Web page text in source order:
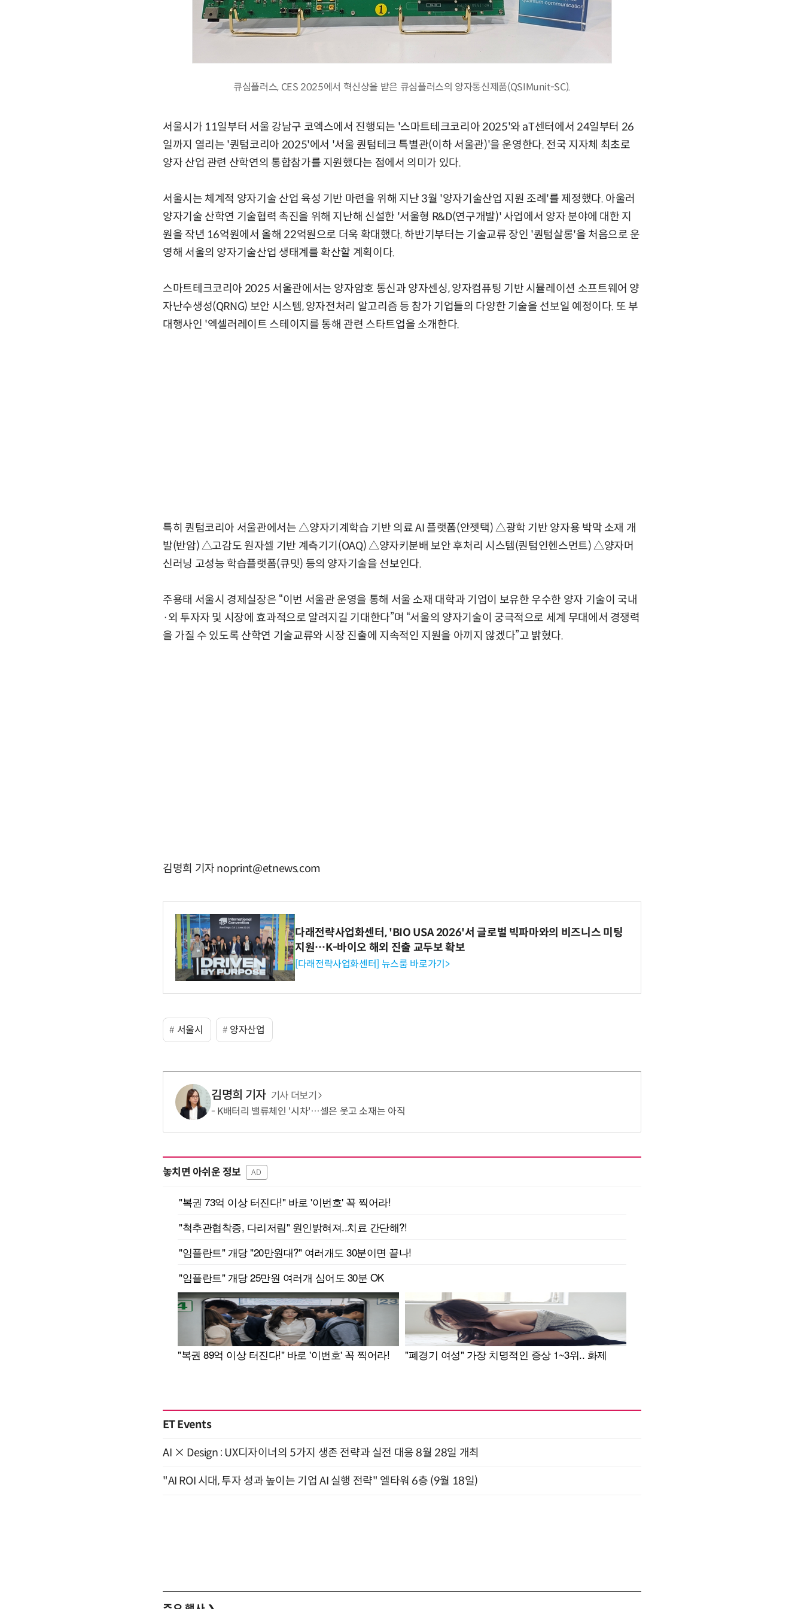
큐심플러스, CES 2025에서 혁신상을 받은 큐심플러스의 양자통신제품(QSIMunit-SC).
서울시가 11일부터 서울 강남구 코엑스에서 진행되는 '스마트테크코리아 2025'와 aT센터에서 24일부터 26
일까지 열리는 '퀀텀코리아 2025'에서 '서울 퀀텀테크 특별관(이하 서울관)'을 운영한다. 전국 지자체 최초로
양자 산업 관련 산학연의 통합참가를 지원했다는 점에서 의미가 있다.
서울시는 체계적 양자기술 산업 육성 기반 마련을 위해 지난 3월 '양자기술산업 지원 조례'를 제정했다. 아울러
양자기술 산학연 기술협력 촉진을 위해 지난해 신설한 '서울형 R&D(연구개발)' 사업에서 양자 분야에 대한 지
원을 작년 16억원에서 올해 22억원으로 더욱 확대했다. 하반기부터는 기술교류 장인 '퀀텀살롱'을 처음으로 운
영해 서울의 양자기술산업 생태계를 확산할 계획이다.
스마트테크코리아 2025 서울관에서는 양자암호 통신과 양자센싱, 양자컴퓨팅 기반 시뮬레이션 소프트웨어 양
자난수생성(QRNG) 보안 시스템, 양자전처리 알고리즘 등 참가 기업들의 다양한 기술을 선보일 예정이다. 또 부
대행사인 '엑셀러레이트 스테이지를 통해 관련 스타트업을 소개한다.
특히 퀀텀코리아 서울관에서는 △양자기계학습 기반 의료 AI 플랫폼(안젯택) △광학 기반 양자용 박막 소재 개
발(반암) △고감도 원자셀 기반 계측기기(OAQ) △양자키분배 보안 후처리 시스템(퀀텀인헨스먼트) △양자머
신러닝 고성능 학습플랫폼(큐밋) 등의 양자기술을 선보인다.
주용태 서울시 경제실장은 “이번 서울관 운영을 통해 서울 소재 대학과 기업이 보유한 우수한 양자 기술이 국내
·외 투자자 및 시장에 효과적으로 알려지길 기대한다”며 “서울의 양자기술이 궁극적으로 세계 무대에서 경쟁력
을 가질 수 있도록 산학연 기술교류와 시장 진출에 지속적인 지원을 아끼지 않겠다”고 밝혔다.
김명희 기자 noprint@etnews.com
다래전략사업화센터, 'BIO USA 2026'서 글로벌 빅파마와의 비즈니스 미팅
지원…K-바이오 해외 진출 교두보 확보
[다래전략사업화센터] 뉴스룸 바로가기>
서울시 양자산업
김명희 기자 기사 더보기
K배터리 밸류체인 '시차'…셀은 웃고 소재는 아직
놓치면 아쉬운 정보 AD
ET Events
AI × Design : UX디자이너의 5가지 생존 전략과 실전 대응 8월 28일 개최
"AI ROI 시대, 투자 성과 높이는 기업 AI 실행 전략" 엘타워 6층 (9월 18일)